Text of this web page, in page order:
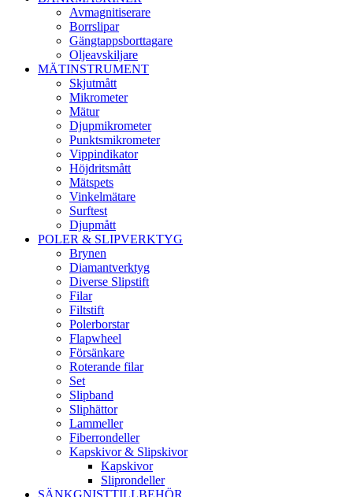
Avmagnitiserare
Borrslipar
Gängtappsborttagare
Oljeavskiljare
MÄTINSTRUMENT
Skjutmått
Mikrometer
Mätur
Djupmikrometer
Punktsmikrometer
Vippindikator
Höjdritsmått
Mätspets
Vinkelmätare
Surftest
Djupmått
POLER & SLIPVERKTYG
Brynen
Diamantverktyg
Diverse Slipstift
Filar
Filtstift
Polerborstar
Flapwheel
Försänkare
Roterande filar
Set
Slipband
Sliphättor
Lammeller
Fiberrondeller
Kapskivor & Slipskivor
Kapskivor
Sliprondeller
SÄNKGNISTTILLBEHÖR